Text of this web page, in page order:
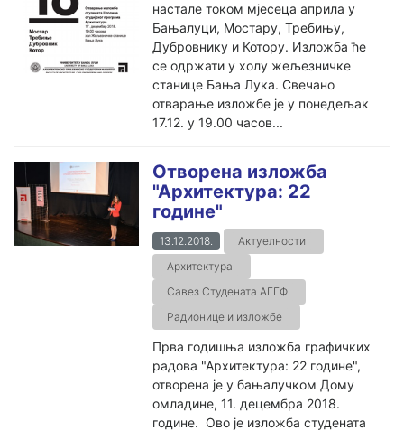
настале током мјесеца априла у
Бањалуци, Мостару, Требињу,
Дубровнику и Котору. Изложба ће
се одржати у холу жељезничке
станице Бања Лука. Свечано
отварање изложбе је у понедељак
17.12. у 19.00 часов...
Отворена изложба
"Архитектура: 22
године"
13.12.2018.
Актуелности
Архитектура
Савез Студената АГГФ
Радионице и изложбе
Прва годишња изложба графичких
радова "Архитектура: 22 године",
отворена је у бањалучком Дому
омладине, 11. децембра 2018.
године. Ово је изложба студената